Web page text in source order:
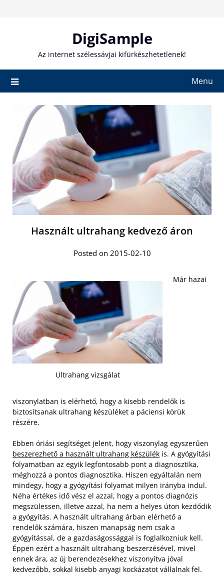
DigiSample
Az internet szélessávjai kifürkészhetetlenek!
Menu
Használt ultrahang kedvező áron
Posted on 2015-02-10
Ultrahang vizsgálat
Már hazai
viszonylatban is elérhető, hogy a kisebb rendelők is
biztosítsanak ultrahang készüléket a páciensi körük
részére.
Ebben óriási segítséget jelent, hogy viszonylag egyszerűen
beszerezhető a használt ultrahang készülék is. A gyógyítási
folyamatban az egyik legfontosabb pont a diagnosztika,
méghozzá a pontos diagnosztika. Hiszen egyáltalán nem
mindegy, hogy a gyógyítási folyamat milyen irányba indul.
Néha értékes idő vész el azzal, hogy a pontos diagnózis
megszülessen, illetve azzal, ha nem a helyes úton kezdődik
a gyógyítás. A használt ultrahang árban elérhető a
rendelők számára, hiszen manapság nem csak a
gyógyítással, de a gazdaságossággal is foglalkozniuk kell.
Éppen ezért a használt ultrahang beszerzésével, mivel
ennek ára, az új berendezésekhez viszonyítva jóval
kedvezőbb, sokkal kisebb anyagi kockázatot vállalnak fel.